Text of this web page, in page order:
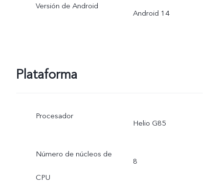
Versión de Android
Android 14
Plataforma
Procesador
Helio G85
Número de núcleos de
CPU
8